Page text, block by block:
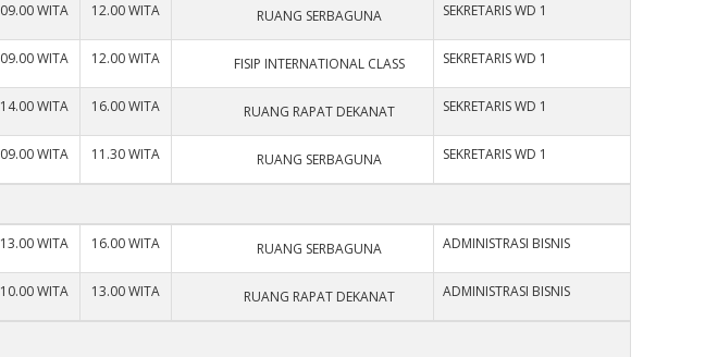
09.00 WITA 12.00 WITA RUANG SERBAGUNA SEKRETARIS WD 1
09.00 WITA 12.00 WITA FISIP INTERNATIONAL CLASS SEKRETARIS WD 1
14.00 WITA 16.00 WITA RUANG RAPAT DEKANAT SEKRETARIS WD 1
09.00 WITA 11.30 WITA RUANG SERBAGUNA SEKRETARIS WD 1
13.00 WITA 16.00 WITA RUANG SERBAGUNA ADMINISTRASI BISNIS
10.00 WITA 13.00 WITA RUANG RAPAT DEKANAT ADMINISTRASI BISNIS